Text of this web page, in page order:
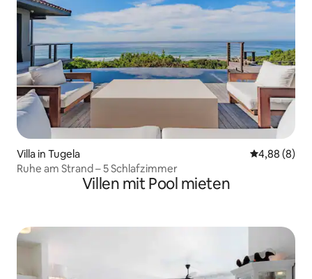
Villa in Tugela
4,88 (8)
Ruhe am Strand – 5 Schlafzimmer
Villen mit Pool mieten